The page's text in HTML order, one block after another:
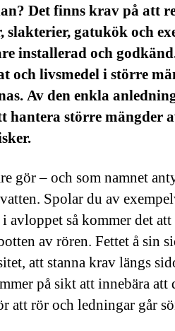
Det finns krav på att
slakterier, gatukök och
installerad och
och livsmedel i större
Av den enkla
hantera större mängder
gör – och som namnet
Spolar du av
avloppet så kommer det
av rören. Fettet å sin
att stanna krav längs
på sikt att innebära
att rör och ledningar går